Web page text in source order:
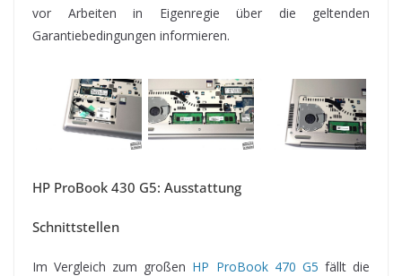
vor Arbeiten in Eigenregie über die geltenden
Garantiebedingungen informieren.
HP ProBook 430 G5: Ausstattung
Schnittstellen
Im Vergleich zum großen HP ProBook 470 G5 fällt die